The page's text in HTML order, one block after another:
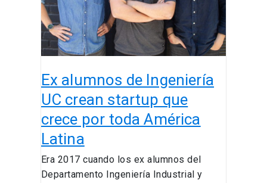
Ex alumnos de Ingeniería
UC crean startup que
crece por toda América
Latina
Era 2017 cuando los ex alumnos del
Departamento Ingeniería Industrial y
crean
startup
que
crece
toda
América
Latina